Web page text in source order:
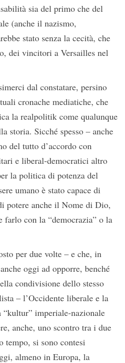
sia del primo che del
(anche il nazismo,
stato senza la cecità, che
dei vincitori a Versailles nel
dal constatare, persino
cronache mediatiche, che
la realpolitik come qualunque
storia. Sicché spesso – anche
del tutto d’accordo con
e liberal-democratici altro
la politica di potenza del
umano è stato capace di
potere anche il Nome di Dio,
farlo con la “democrazia” o la
per due volte – e che, in
oggi ad opporre, benché
condivisione dello stesso
– l’Occidente liberale e la
“kultur” imperiale-nazionale
anche, uno scontro tra i due
tempo, si sono contesi
almeno in Europa, la